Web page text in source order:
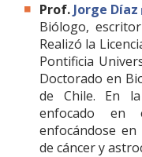
Prof. Jorge Díaz
Biólogo,
Realizó la
Pontificia
Doctorado en
de Chile. En
enfocado en
enfocándose
de cáncer y